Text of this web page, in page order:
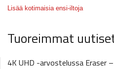
Lisää kotimaisia ensi-iltoja
Tuoreimmat
4K UHD -arvostelussa Eraser